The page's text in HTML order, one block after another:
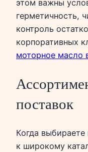
этом важны
герметичность,
контроль
корпоративных
моторное масло
поставок
Когда
к широкому